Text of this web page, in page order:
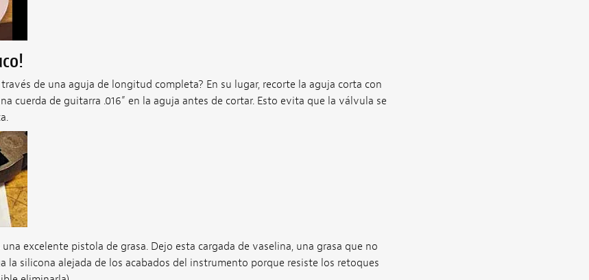
de una aguja de longitud completa? En su lugar, recorte la aguja corta con
cuerda de guitarra .016” en la aguja antes de cortar. Esto evita que la válvula se
una excelente pistola de grasa. Dejo esta cargada de vaselina, una grasa que no
la silicona alejada de los acabados del instrumento porque resiste los retoques